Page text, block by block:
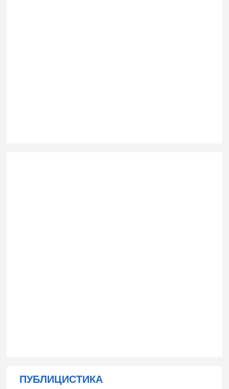
ПУБЛИЦИСТИКА